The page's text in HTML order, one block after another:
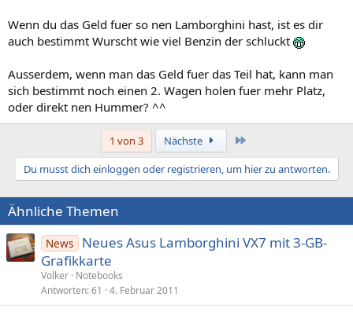
Wenn du das Geld fuer so nen Lamborghini hast, ist es dir
auch bestimmt Wurscht wie viel Benzin der schluckt
Ausserdem, wenn man das Geld fuer das Teil hat, kann man
sich bestimmt noch einen 2. Wagen holen fuer mehr Platz,
oder direkt nen Hummer? ^^
1 von 3 Nächste
Du musst dich einloggen oder registrieren, um hier zu antworten.
Ähnliche Themen
News
Neues Asus Lamborghini VX7 mit 3-GB-
Grafikkarte
Volker Notebooks
Antworten 61 4. Februar 2011